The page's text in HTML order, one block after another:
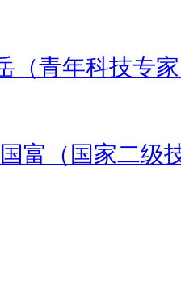
（青年科技专
富（国家二级